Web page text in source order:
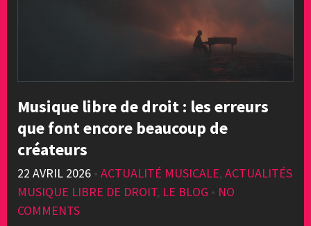
Musique libre de droit : les erreurs
que font encore beaucoup de
créateurs
22 AVRIL 2026 • ACTUALITÉ MUSICALE, ACTUALITÉS
MUSIQUE LIBRE DE DROIT, LE BLOG • NO
COMMENTS